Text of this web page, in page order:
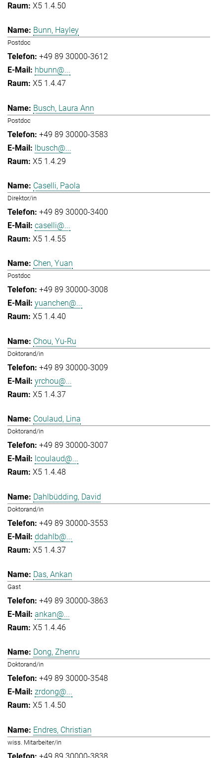
X5 1.4.50
Bunn, Hayley
Postdoc
+49 89 30000-3612
hbunn@...
X5 1.4.47
Busch, Laura Ann
Postdoc
+49 89 30000-3583
lbusch@...
X5 1.4.29
Caselli, Paola
Direktor/in
+49 89 30000-3400
caselli@...
X5 1.4.55
Chen, Yuan
Postdoc
+49 89 30000-3008
yuanchen@...
X5 1.4.40
Chou, Yu-Ru
Doktorand/in
+49 89 30000-3009
yrchou@...
X5 1.4.37
Coulaud, Lina
Doktorand/in
+49 89 30000-3007
lcoulaud@...
X5 1.4.48
Dahlbüdding, David
Doktorand/in
+49 89 30000-3553
ddahlb@...
X5 1.4.37
Das, Ankan
Gast
+49 89 30000-3863
ankan@...
X5 1.4.46
Dong, Zhenru
Doktorand/in
+49 89 30000-3548
zrdong@...
X5 1.4.50
Endres, Christian
wiss. Mitarbeiter/in